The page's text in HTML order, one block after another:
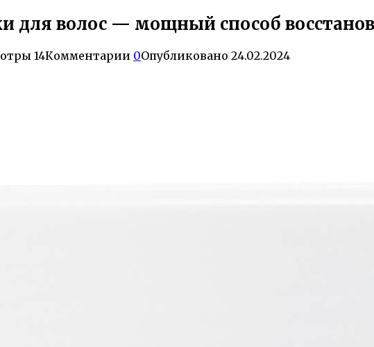
для волос — мощный способ
14Комментарии 0Опубликовано 24.02.2024